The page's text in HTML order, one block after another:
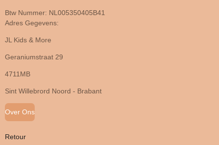
Btw Nummer: NL005350405B41
Adres Gegevens:
JL Kids & More
Geraniumstraat 29
4711MB
Sint Willebrord Noord - Brabant
Over Ons
Retour